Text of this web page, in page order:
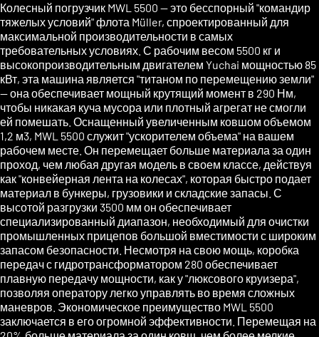
Колесный погрузчик MWL 5500 — это бесспорный "командир
тяжелых условий" флота Müller, спроектированный для
максимальной производительности в самых
требовательных условиях. С рабочим весом 5500 кг и
высокопроизводительным двигателем Yuchai мощностью 85
кВт, эта машина является "титаном по перемещению земли"
— она обеспечивает мощный крутящий момент в 290 Нм,
чтобы никакая куча мусора или плотный агрегат не смогли
ей помешать. Оснащенный увеличенным ковшом объемом
1,2 м3, MWL 5500 служит "ускорителем объема" на вашем
рабочем месте. Он перемещает больше материала за один
проход, чем любая другая модель в своем классе, действуя
как "конвейерная лента на колесах", которая быстро подает
материал в бункеры, грузовики и складские запасы. С
высотой разгрузки 3500 мм он обеспечивает
специализированный диапазон, необходимый для очистки
промышленных прицепов большой вместимости с широким
запасом безопасности. Несмотря на свою мощь, коробка
передач с гидротрансформатором 280 обеспечивает
плавную передачу мощности, как у "люксового круизера",
позволяя оператору легко управлять во время сложных
маневров. Экономическое преимущество MWL 5500
заключается в его огромной эффективности. Перемещая на